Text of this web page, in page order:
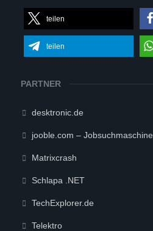
teilen
teilen
PARTNER
desktronic.de
jooble.com – Jobsuchmaschine
Matrixcrash
Schlapa .NET
TechExplorer.de
Telektro